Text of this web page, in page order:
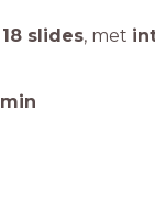
18 slides, met
min